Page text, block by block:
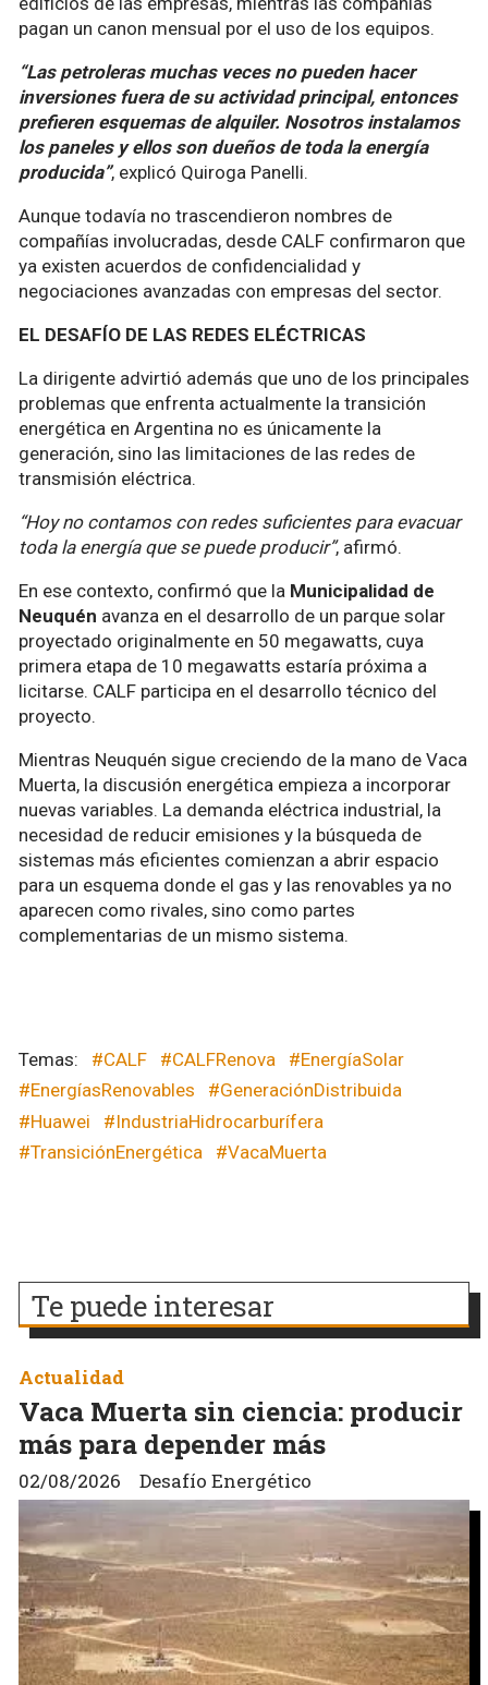
pagan un canon mensual por el uso de los equipos.
“Las petroleras muchas veces no pueden hacer
inversiones fuera de su actividad principal, entonces
prefieren esquemas de alquiler. Nosotros instalamos
los paneles y ellos son dueños de toda la energía
producida”, explicó Quiroga Panelli.
Aunque todavía no trascendieron nombres de
compañías involucradas, desde CALF confirmaron que
ya existen acuerdos de confidencialidad y
negociaciones avanzadas con empresas del sector.
EL DESAFÍO DE LAS REDES ELÉCTRICAS
La dirigente advirtió además que uno de los principales
problemas que enfrenta actualmente la transición
energética en Argentina no es únicamente la
generación, sino las limitaciones de las redes de
transmisión eléctrica.
“Hoy no contamos con redes suficientes para evacuar
toda la energía que se puede producir”, afirmó.
En ese contexto, confirmó que la Municipalidad de
Neuquén avanza en el desarrollo de un parque solar
proyectado originalmente en 50 megawatts, cuya
primera etapa de 10 megawatts estaría próxima a
licitarse. CALF participa en el desarrollo técnico del
proyecto.
Mientras Neuquén sigue creciendo de la mano de Vaca
Muerta, la discusión energética empieza a incorporar
nuevas variables. La demanda eléctrica industrial, la
necesidad de reducir emisiones y la búsqueda de
sistemas más eficientes comienzan a abrir espacio
para un esquema donde el gas y las renovables ya no
aparecen como rivales, sino como partes
complementarias de un mismo sistema.
#CALF #CALFRenova
#EnergíaSolar
#EnergíasRenovables
#GeneraciónDistribuida
#Huawei
#IndustriaHidrocarburífera
#TransiciónEnergética
#VacaMuerta
Te puede interesar
Vaca Muerta sin ciencia: producir
más para depender más
Desafío Energético
Actualidad
02/08/2026